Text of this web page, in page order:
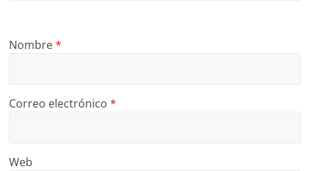
Nombre*
Correo electrónico*
Web